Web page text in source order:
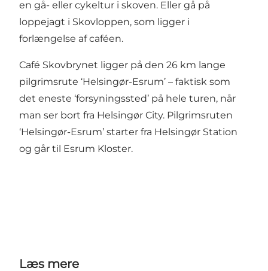
en gå- eller cykeltur i skoven. Eller gå på
loppejagt i Skovloppen, som ligger i
forlængelse af caféen.
Café Skovbrynet ligger på den 26 km lange
pilgrimsrute ‘Helsingør-Esrum’ – faktisk som
det eneste ‘forsyningssted’ på hele turen, når
man ser bort fra Helsingør City. Pilgrimsruten
‘Helsingør-Esrum’ starter fra Helsingør Station
og går til Esrum Kloster.
Læs mere